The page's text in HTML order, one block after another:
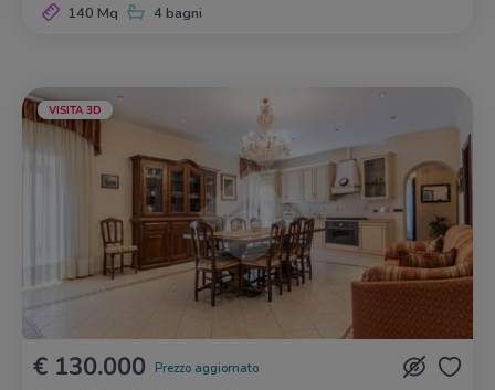
140 Mq 4 bagni
VISITA 3D
€ 130.000 Prezzo aggiornato